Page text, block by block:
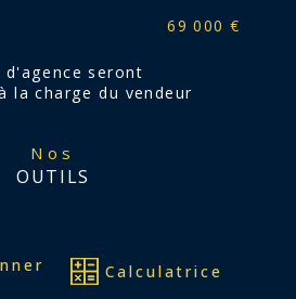
69 000 €
d'agence seront
la charge du vendeur
Nos
OUTILS
Calculatrice